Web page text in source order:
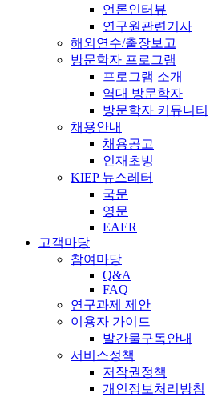
언론인터뷰
연구원관련기사
해외연수/출장보고
방문학자 프로그램
프로그램 소개
역대 방문학자
방문학자 커뮤니티
채용안내
채용공고
인재초빙
KIEP 뉴스레터
국문
영문
EAER
고객마당
참여마당
Q&A
FAQ
연구과제 제안
이용자 가이드
발간물구독안내
서비스정책
저작권정책
개인정보처리방침